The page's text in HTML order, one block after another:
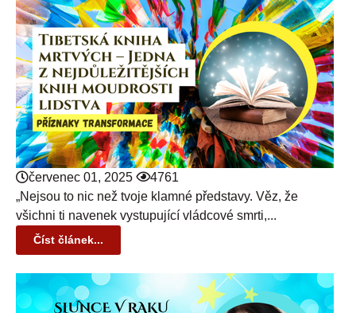
červenec 01, 2025
4761
„Nejsou to nic než tvoje klamné představy. Věz, že
všichni ti navenek vystupující vládcové smrti,...
Číst článek...